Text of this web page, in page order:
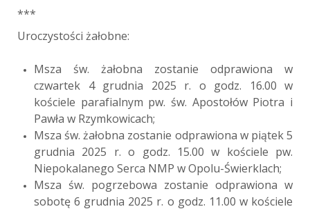
***
Uroczystości żałobne:
Msza św. żałobna zostanie odprawiona w
czwartek 4 grudnia 2025 r. o godz. 16.00 w
kościele parafialnym pw. św. Apostołów Piotra i
Pawła w Rzymkowicach;
Msza św. żałobna zostanie odprawiona w piątek 5
grudnia 2025 r. o godz. 15.00 w kościele pw.
Niepokalanego Serca NMP w Opolu-Świerklach;
Msza św. pogrzebowa zostanie odprawiona w
sobotę 6 grudnia 2025 r. o godz. 11.00 w kościele